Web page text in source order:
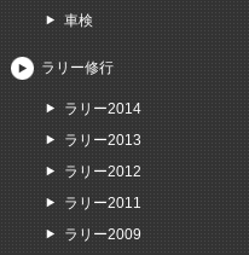
車検
ラリー修行
ラリー2014
ラリー2013
ラリー2012
ラリー2011
ラリー2009